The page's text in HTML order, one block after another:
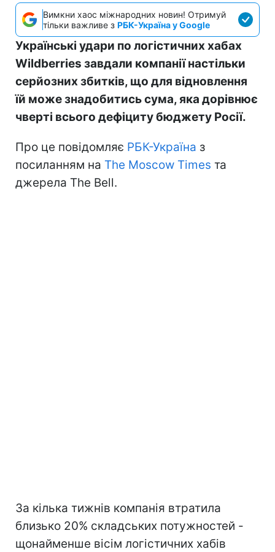
Вимкни хаос міжнародних новин! Отримуй
тільки важливе з РБК-Україна у Google
Українські удари по логістичних хабах
Wildberries завдали компанії настільки
серйозних збитків, що для відновлення
їй може знадобитись сума, яка дорівнює
чверті всього дефіциту бюджету Росії.
Про це повідомляє РБК-Україна з
посиланням на The Moscow Times та
джерела The Bell.
За кілька тижнів компанія втратила
близько 20% складських потужностей -
щонайменше вісім логістичних хабів